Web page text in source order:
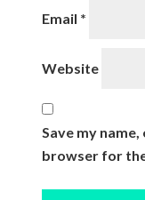
Email *
Website
Save my
browser for